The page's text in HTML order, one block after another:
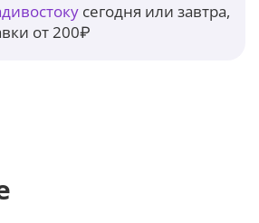
сегодня или завтра,
от 200₽